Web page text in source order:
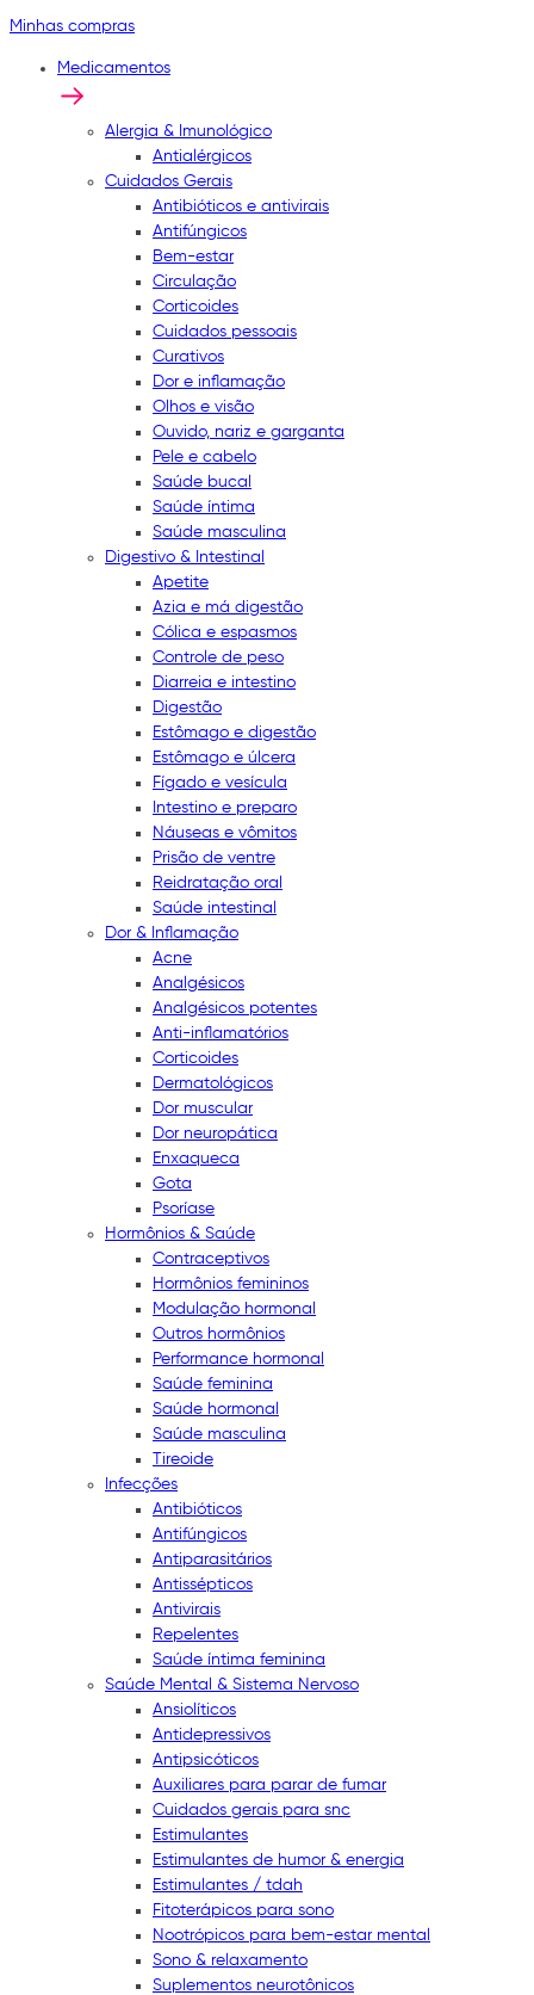
Minhas compras
Medicamentos
Alergia & Imunológico
Antialérgicos
Cuidados Gerais
Antibióticos e antivirais
Antifúngicos
Bem-estar
Circulação
Corticoides
Cuidados pessoais
Curativos
Dor e inflamação
Olhos e visão
Ouvido, nariz e garganta
Pele e cabelo
Saúde bucal
Saúde íntima
Saúde masculina
Digestivo & Intestinal
Apetite
Azia e má digestão
Cólica e espasmos
Controle de peso
Diarreia e intestino
Digestão
Estômago e digestão
Estômago e úlcera
Fígado e vesícula
Intestino e preparo
Náuseas e vômitos
Prisão de ventre
Reidratação oral
Saúde intestinal
Dor & Inflamação
Acne
Analgésicos
Analgésicos potentes
Anti-inflamatórios
Corticoides
Dermatológicos
Dor muscular
Dor neuropática
Enxaqueca
Gota
Psoríase
Hormônios & Saúde
Contraceptivos
Hormônios femininos
Modulação hormonal
Outros hormônios
Performance hormonal
Saúde feminina
Saúde hormonal
Saúde masculina
Tireoide
Infecções
Antibióticos
Antifúngicos
Antiparasitários
Antissépticos
Antivirais
Repelentes
Saúde íntima feminina
Saúde Mental & Sistema Nervoso
Ansiolíticos
Antidepressivos
Antipsicóticos
Auxiliares para parar de fumar
Cuidados gerais para snc
Estimulantes
Estimulantes de humor & energia
Estimulantes / tdah
Fitoterápicos para sono
Nootrópicos para bem-estar mental
Sono & relaxamento
Suplementos neurotônicos